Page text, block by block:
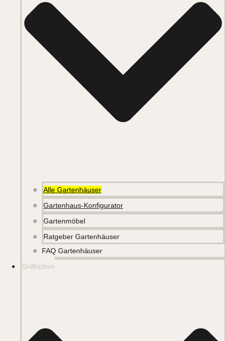
Alle Gartenhäuser
Gartenhaus-Konfigurator
Gartenmöbel
Ratgeber Gartenhäuser
FAQ Gartenhäuser
Grillhütten